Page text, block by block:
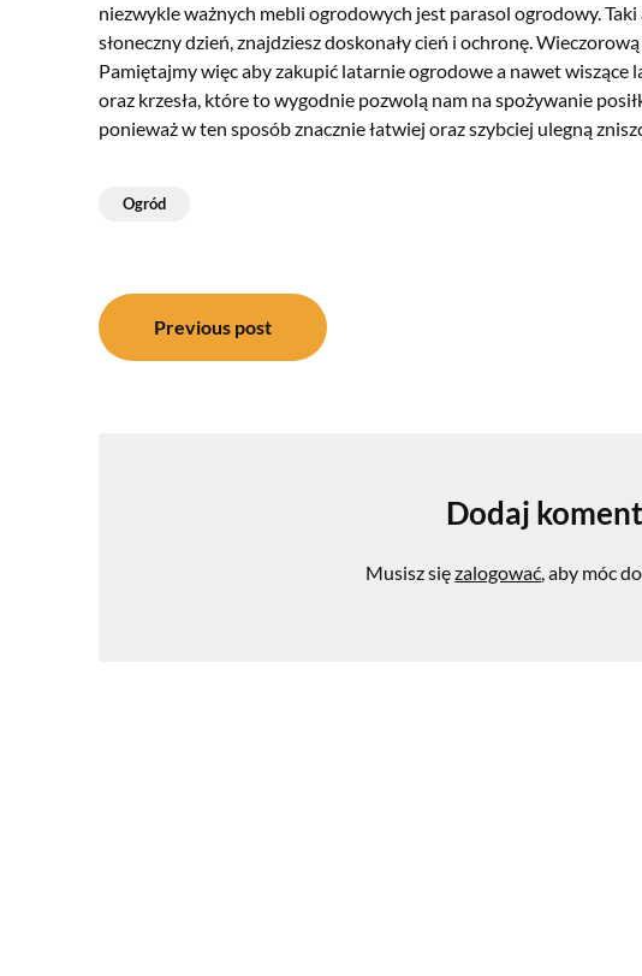
niezwykle ważnych mebli ogrodowych jest parasol ogrodowy.
słoneczny dzień, znajdziesz doskonały cień i ochronę.
Pamiętajmy więc aby zakupić latarnie ogrodowe a nawet wiszące
oraz krzesła, które to wygodnie pozwolą nam na spożywanie
ponieważ w ten sposób znacznie łatwiej oraz szybciej ulegną
Ogród
Nawigacja
wpisu
Previous post
Dodaj
Musisz sięzalogować, aby móc